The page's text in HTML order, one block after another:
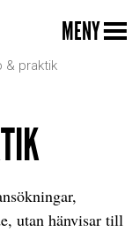
MENY
& praktik
utan hänvisar till